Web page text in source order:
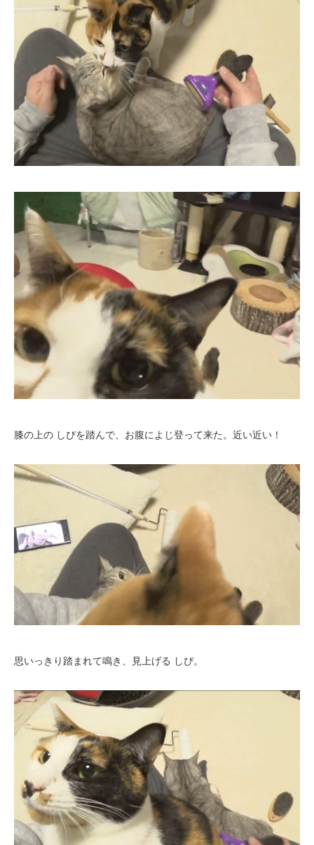
膝の上の しぴを踏んで、お腹によじ登って来た。近い近い！
思いっきり踏まれて鳴き、見上げる しぴ。